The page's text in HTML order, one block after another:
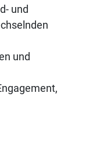
und
und